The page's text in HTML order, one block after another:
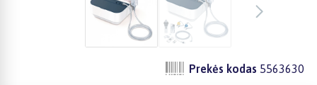
Prekės kodas 5563630